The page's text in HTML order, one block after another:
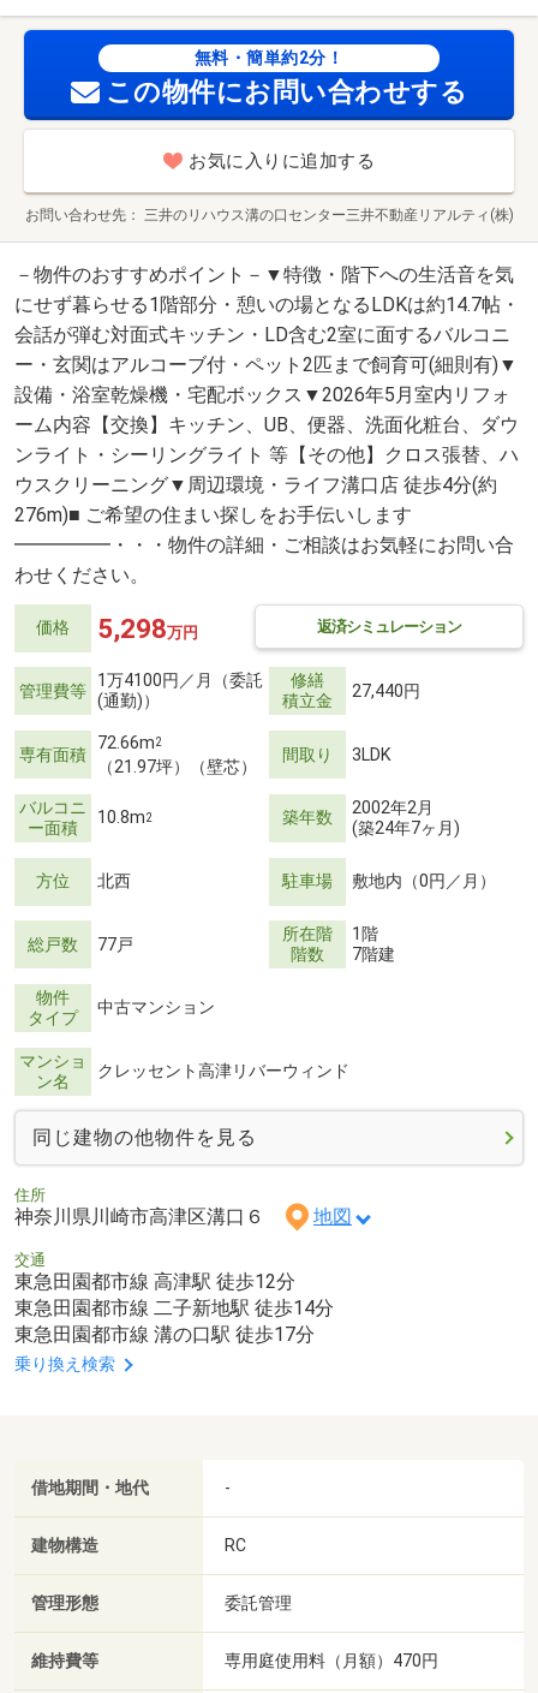
無料・簡単約2分！
この物件にお問い合わせする
お気に入りに追加する
お問い合わせ先 三井のリハウス溝の口センター三井不動産リアルティ(株)
－物件のおすすめポイント－▼特徴・階下への生活音を気
にせず暮らせる1階部分・憩いの場となるLDKは約14.7帖・
会話が弾む対面式キッチン・LD含む2室に面するバルコニ
ー・玄関はアルコーブ付・ペット2匹まで飼育可(細則有)▼
設備・浴室乾燥機・宅配ボックス▼2026年5月室内リフォ
ーム内容【交換】キッチン、UB、便器、洗面化粧台、ダウ
ンライト・シーリングライト 等【その他】クロス張替、ハ
ウスクリーニング▼周辺環境・ライフ溝口店 徒歩4分(約
276m)■ ご希望の住まい探しをお手伝いします
━━━━━・・・物件の詳細・ご相談はお気軽にお問い合
わせください。
価格 返済シミュレーション
5,298万円
管理費等 1万4100円／月（委託
(通勤)）
修繕
積立金
27,440円
専有面積
72.66m2
（21.97坪）（壁芯）
間取り 3LDK
バルコニ
ー面積
10.8m2 築年数
2002年2月
(築24年7ヶ月)
方位 北西 駐車場 敷地内（0円／月）
総戸数 77戸
所在階
階数
1階
7階建
物件
タイプ
中古マンション
マンショ
ン名
クレッセント高津リバーウィンド
同じ建物の他物件を見る
住所
神奈川県川崎市高津区溝口６ 地図
交通
東急田園都市線 高津駅 徒歩12分
東急田園都市線 二子新地駅 徒歩14分
東急田園都市線 溝の口駅 徒歩17分
乗り換え検索
借地期間・地代 -
建物構造 RC
管理形態 委託管理
維持費等 専用庭使用料（月額）470円